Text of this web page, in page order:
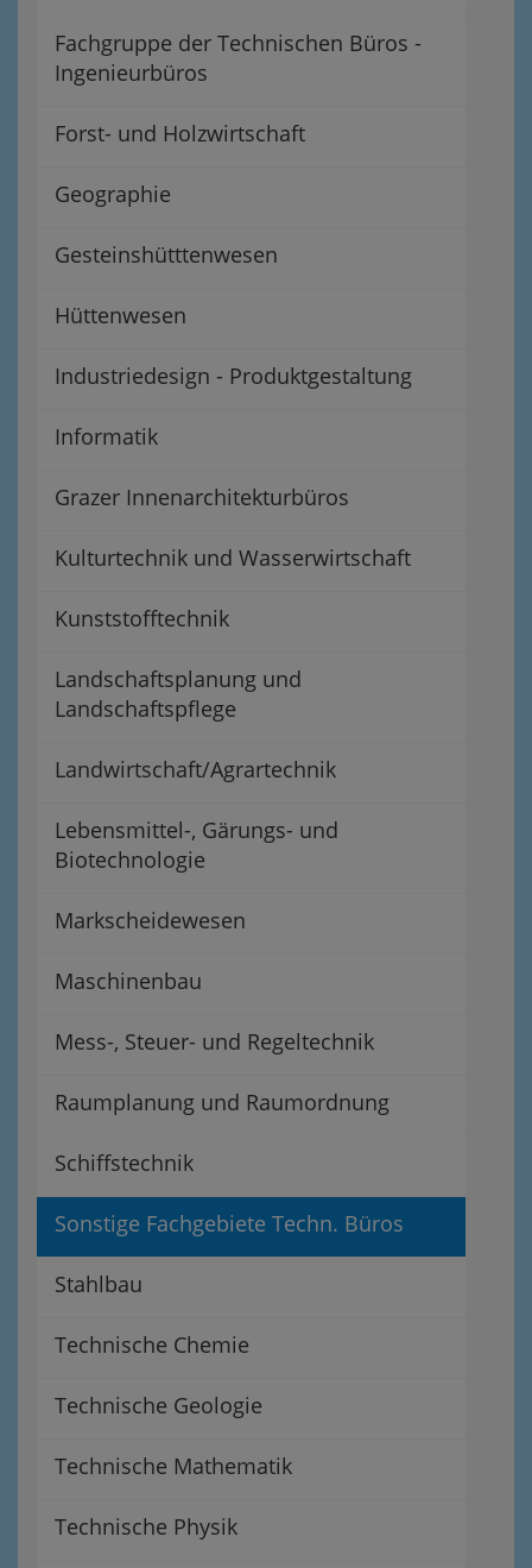
Fachgruppe der Technischen Büros -
Ingenieurbüros
Forst- und Holzwirtschaft
Geographie
Gesteinshütttenwesen
Hüttenwesen
Industriedesign - Produktgestaltung
Informatik
Grazer Innenarchitekturbüros
Kulturtechnik und Wasserwirtschaft
Kunststofftechnik
Landschaftsplanung und
Landschaftspflege
Landwirtschaft/Agrartechnik
Lebensmittel-, Gärungs- und
Biotechnologie
Markscheidewesen
Maschinenbau
Mess-, Steuer- und Regeltechnik
Raumplanung und Raumordnung
Schiffstechnik
Sonstige Fachgebiete Techn. Büros
Stahlbau
Technische Chemie
Technische Geologie
Technische Mathematik
Technische Physik